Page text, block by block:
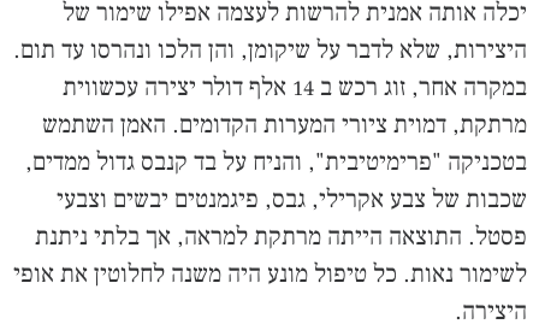
יכלה אותה אמנית להרשות לעצמה אפילו שימור של
היצירות, שלא לדבר על שיקומן, והן הלכו ונהרסו עד תום.
במקרה אחר, זוג רכש ב 14 אלף דולר יצירה עכשווית
מרתקת, דמוית ציורי המערות הקדומים. האמן השתמש
בטכניקה "פרימיטיבית", והניח על בד קנבס גדול ממדים,
שכבות של צבע אקרילי, גבס, פיגמנטים יבשים וצבעי
פסטל. התוצאה הייתה מרתקת למראה, אך בלתי ניתנת
לשימור נאות. כל טיפול מונע היה משנה לחלוטין את אופי
היצירה.